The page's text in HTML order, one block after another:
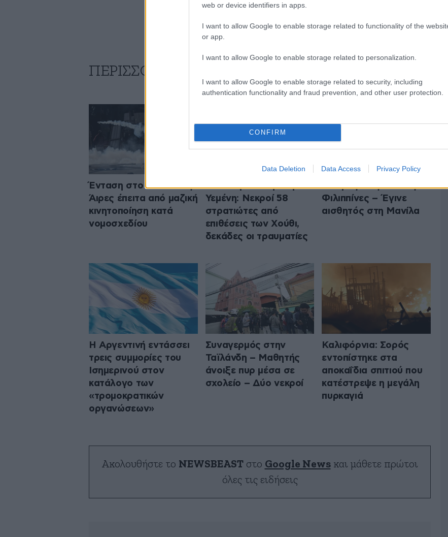
web or device identifiers in apps.
I want to allow Google to enable storage related to functionality of the
or app.
I want to allow Google to enable storage related to personalization.
I want to allow Google to enable storage related to security, including
authentication functionality and fraud prevention, and other user protection.
CONFIRM
Data Deletion Data Access Privacy Policy
ΠΕΡΙΣΣΟΤΕΡΑ ΑΠΟ ΤΟΝ ΚΟΣΜΟ
Ένταση στο Μπουένος
Άιρες έπειτα από μαζική
κινητοποίηση κατά
νομοσχεδίου
Νέα κλιμάκωση στην
Υεμένη: Νεκροί 58
στρατιώτες από
επιθέσεις των Χούθι,
δεκάδες οι τραυματίες
Σεισμός στις δυτικές
Φιλιππίνες – Έγινε
αισθητός στη Μανίλα
Η Αργεντινή εντάσσει
τρεις συμμορίες του
Ισημερινού στον
κατάλογο των
«τρομοκρατικών
οργανώσεων»
Συναγερμός στην
Ταϊλάνδη – Μαθητής
άνοιξε πυρ μέσα σε
σχολείο – Δύο νεκροί
Καλιφόρνια: Σορός
εντοπίστηκε στα
αποκαΐδια σπιτιού που
κατέστρεψε η μεγάλη
πυρκαγιά
Ακολουθήστε το NEWSBEASTστο Google Newsκαι μάθετε πρώτοι
όλες τις ειδήσεις